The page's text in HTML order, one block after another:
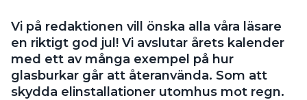
Vi på redaktionen vill önska alla våra läsare
en riktigt god jul! Vi avslutar årets kalender
med ett av många exempel på hur
glasburkar går att återanvända. Som att
skydda elinstallationer utomhus mot regn.